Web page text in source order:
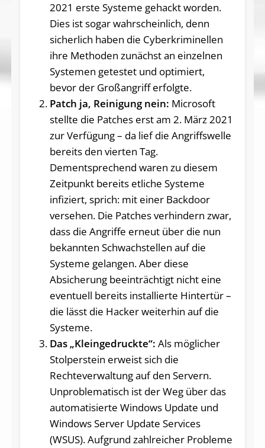
2021 erste Systeme gehackt worden.
Dies ist sogar wahrscheinlich, denn
sicherlich haben die Cyberkriminellen
ihre Methoden zunächst an einzelnen
Systemen getestet und optimiert,
bevor der Großangriff erfolgte.
Patch ja, Reinigung nein: Microsoft
stellte die Patches erst am 2. März 2021
zur Verfügung – da lief die Angriffswelle
bereits den vierten Tag.
Dementsprechend waren zu diesem
Zeitpunkt bereits etliche Systeme
infiziert, sprich: mit einer Backdoor
versehen. Die Patches verhindern zwar,
dass die Angriffe erneut über die nun
bekannten Schwachstellen auf die
Systeme gelangen. Aber diese
Absicherung beeinträchtigt nicht eine
eventuell bereits installierte Hintertür –
die lässt die Hacker weiterhin auf die
Systeme.
Das „Kleingedruckte“: Als möglicher
Stolperstein erweist sich die
Rechteverwaltung auf den Servern.
Unproblematisch ist der Weg über das
automatisierte Windows Update und
Windows Server Update Services
(WSUS). Aufgrund zahlreicher Probleme